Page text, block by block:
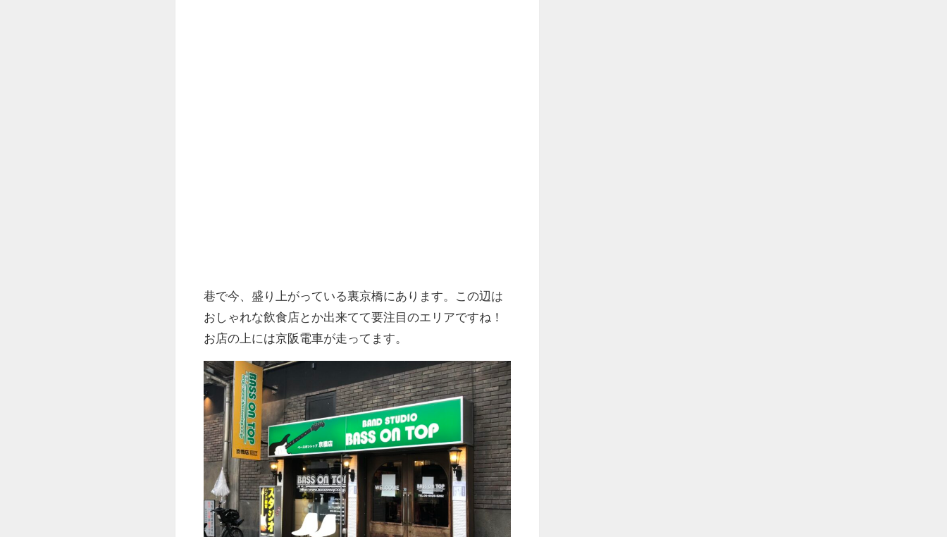
巷で今、盛り上がっている裏京橋にあります。この辺は
おしゃれな飲食店とか出来てて要注目のエリアですね！
お店の上には京阪電車が走ってます。